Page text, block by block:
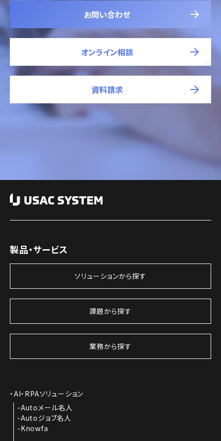
お問い合わせ
オンライン相談
資料請求
製品・サービス
ソリューションから探す
課題から探す
業務から探す
AI・RPAソリューション
Autoメール名人
Autoジョブ名人
Knowfa